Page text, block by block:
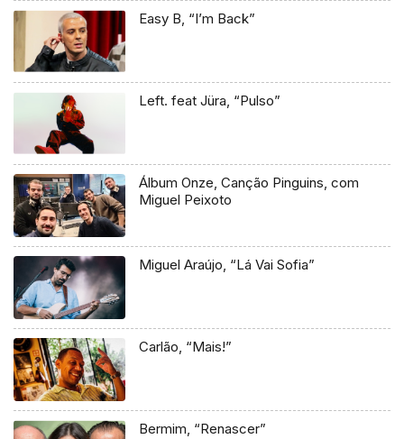
Easy B, “I’m Back”
Left. feat Jüra, “Pulso”
Álbum Onze, Canção Pinguins, com
Miguel Peixoto
Miguel Araújo, “Lá Vai Sofia”
Carlão, “Mais!”
Bermim, “Renascer”